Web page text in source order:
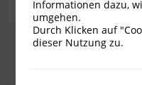
Erstgespräch
Informationen dazu,
umgehen.
Durch Klicken auf
dieser Nutzung zu.